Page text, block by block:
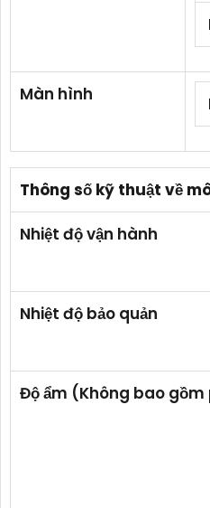
Màn hình
Thông số kỹ thuật về
Nhiệt độ vận hành
Nhiệt độ bảo quản
Độ ẩm (Không bao